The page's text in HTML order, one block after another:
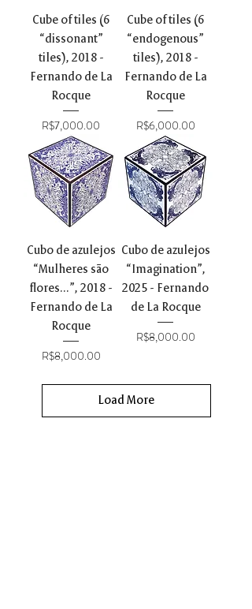
Cube of tiles (6
“dissonant”
tiles), 2018 -
Fernando de La
Rocque
Price
R$7,000.00
Cube of tiles (6
“endogenous”
tiles), 2018 -
Fernando de La
Rocque
Price
R$6,000.00
Cubo de azulejos
“Mulheres são
flores...”, 2018 -
Fernando de La
Rocque
Price
R$8,000.00
Cubo de azulejos
“Imagination”,
2025 - Fernando
de La Rocque
Price
R$8,000.00
Load More